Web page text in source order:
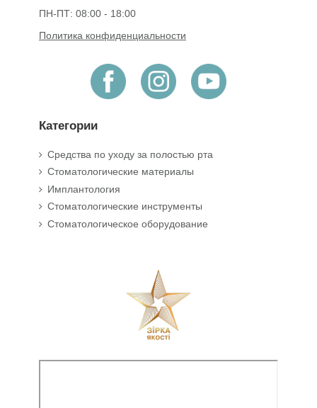
ПН-ПТ: 08:00 - 18:00
Политика конфиденциальности
Категории
Средства по уходу за полостью рта
Стоматологические материалы
Имплантология
Стоматологические инструменты
Стоматологическое оборудование